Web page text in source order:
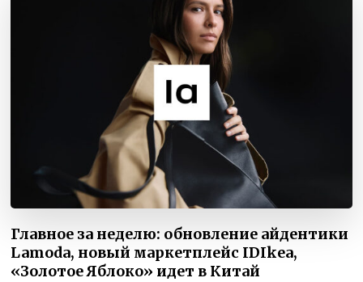
Главное за неделю: обновление айдентики
Lamoda, новый маркетплейс IDIkea,
«Золотое Яблоко» идет в Китай